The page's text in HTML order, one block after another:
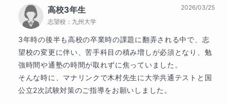
数学が苦手でも、理解の根っこから整えていけば、必
ず“できる”に変わります。【基礎力強化メソッド】
は、そのための最短ルートです。あなたの“わからな
い”を“わかる”に、“わかる”を“使える”に変えるお手伝
いを、ぜひ私にさせてください。
趣味
高校
難関国公立高校
東京学芸大学附属高等学校
東京都立戸山高等学校
東京都立八王子東高等学校
東京都立立川高等学校
中学校
最難関校
慶應義塾中等部
早稲田中学校
高校3年生の秋という、受験に対する焦りや
プレッシャーが最も大きくなる時期からのス
タートでしたが、最後まで決して諦めずに数
学と向き合った結果が見事に実を結びました
ね。
「数学が楽しくなり、自信がついた」という
高校3年生
志望校： 九州大学
2026/03/25
3年時の後半も高校の卒業時の課題に翻弄される中で、志
望校の変更に伴い、苦手科目の積み増しが必須となり、勉
強時間や通塾の時間が取れずに焦っていました。
そんな時に、マナリンクで木村先生に大学共通テストと国
公立2次試験対策のご指導をお願いしました。